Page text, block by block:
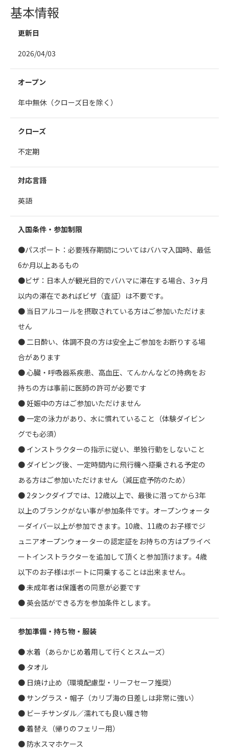
基本情報
更新日
2026/04/03
オープン
年中無休（クローズ日を除く）
クローズ
不定期
対応言語
英語
入国条件・参加制限
●パスポート：必要残存期間についてはバハマ入国時、最低
6か月以上あるもの
●ビザ：日本人が観光目的でバハマに滞在する場合、3ヶ月
以内の滞在であればビザ（査証）は不要です。
● 当日アルコールを摂取されている方はご参加いただけま
せん
● 二日酔い、体調不良の方は安全上ご参加をお断りする場
合があります
● 心臓・呼吸器系疾患、高血圧、てんかんなどの持病をお
持ちの方は事前に医師の許可が必要です
● 妊娠中の方はご参加いただけません
● 一定の泳力があり、水に慣れていること（体験ダイビン
グでも必須）
● インストラクターの指示に従い、単独行動をしないこと
● ダイビング後、一定時間内に飛行機へ搭乗される予定の
ある方はご参加いただけません（減圧症予防のため）
● 2タンクダイブでは、12歳以上で、最後に潜ってから3年
以上のブランクがない事が参加条件です。オープンウォータ
ーダイバー以上が参加できます。10歳、11歳のお子様でジ
ュニアオープンウォーターの認定証をお持ちの方はプライベ
ートインストラクターを追加して頂くと参加頂けます。4歳
以下のお子様はボートに同乗することは出来ません。
● 未成年者は保護者の同意が必要です
● 英会話ができる方を参加条件とします。
参加準備・持ち物・服装
● 水着（あらかじめ着用して行くとスムーズ）
● タオル
● 日焼け止め（環境配慮型・リーフセーフ推奨）
● サングラス・帽子（カリブ海の日差しは非常に強い）
● ビーチサンダル／濡れても良い履き物
● 着替え（帰りのフェリー用）
● 防水スマホケース